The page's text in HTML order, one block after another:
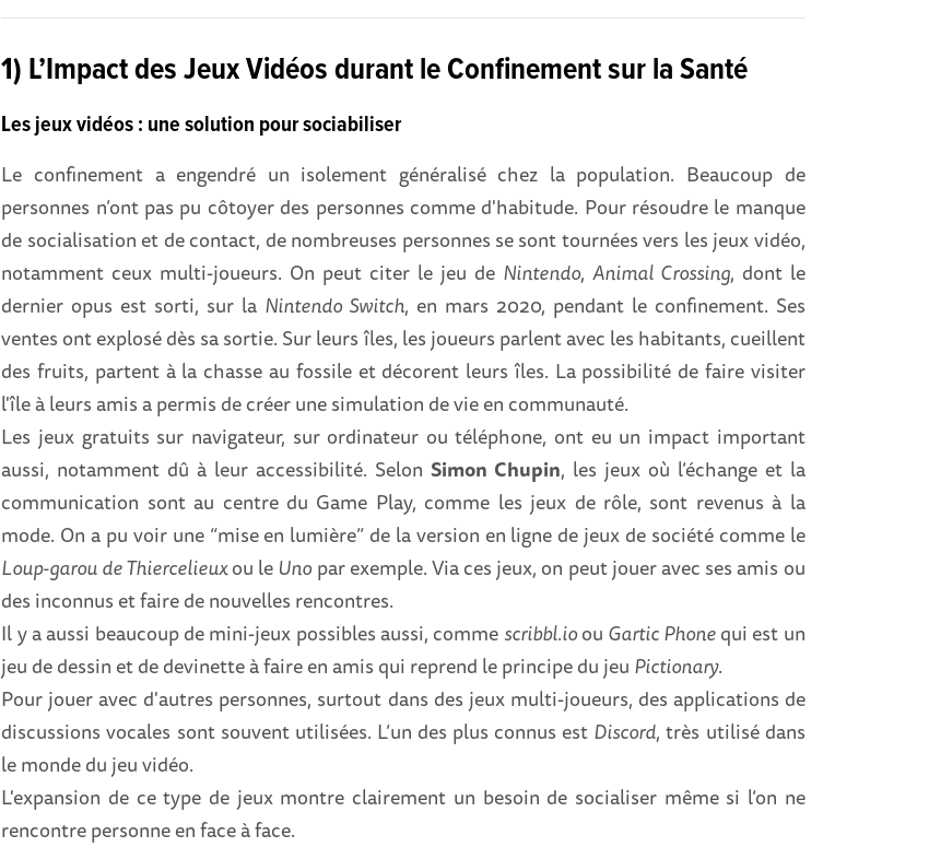
1) L’Impact des Jeux Vidéos durant le Confinement sur la Santé
Les jeux vidéos : une solution pour sociabiliser
Le confinement a engendré un isolement généralisé chez la population. Beaucoup de
personnes n’ont pas pu côtoyer des personnes comme d'habitude. Pour résoudre le manque
de socialisation et de contact, de nombreuses personnes se sont tournées vers les jeux vidéo,
notamment ceux multi-joueurs. On peut citer le jeu de Nintendo, Animal Crossing, dont le
dernier opus est sorti, sur la Nintendo Switch, en mars 2020, pendant le confinement. Ses
ventes ont explosé dès sa sortie. Sur leurs îles, les joueurs parlent avec les habitants, cueillent
des fruits, partent à la chasse au fossile et décorent leurs îles. La possibilité de faire visiter
l'île à leurs amis a permis de créer une simulation de vie en communauté.
Les jeux gratuits sur navigateur, sur ordinateur ou téléphone, ont eu un impact important
aussi, notamment dû à leur accessibilité. Selon Simon Chupin, les jeux où l’échange et la
communication sont au centre du Game Play, comme les jeux de rôle, sont revenus à la
mode. On a pu voir une “mise en lumière” de la version en ligne de jeux de société comme le
Loup-garou de Thiercelieuxou le Uno par exemple. Via ces jeux, on peut jouer avec ses amis ou
des inconnus et faire de nouvelles rencontres.
Il y a aussi beaucoup de mini-jeux possibles aussi, comme scribbl.ioou Gartic Phonequi est un
jeu de dessin et de devinette à faire en amis qui reprend le principe du jeu Pictionary.
Pour jouer avec d'autres personnes, surtout dans des jeux multi-joueurs, des applications de
discussions vocales sont souvent utilisées. L’un des plus connus est Discord, très utilisé dans
le monde du jeu vidéo.
L'expansion de ce type de jeux montre clairement un besoin de socialiser même si l’on ne
rencontre personne en face à face.